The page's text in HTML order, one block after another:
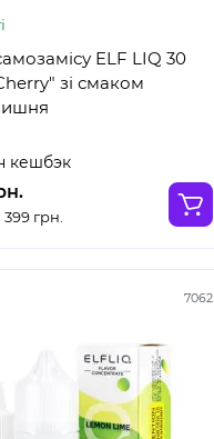
ELF LIQ 30
зі смаком
кешбэк
грн.
7062